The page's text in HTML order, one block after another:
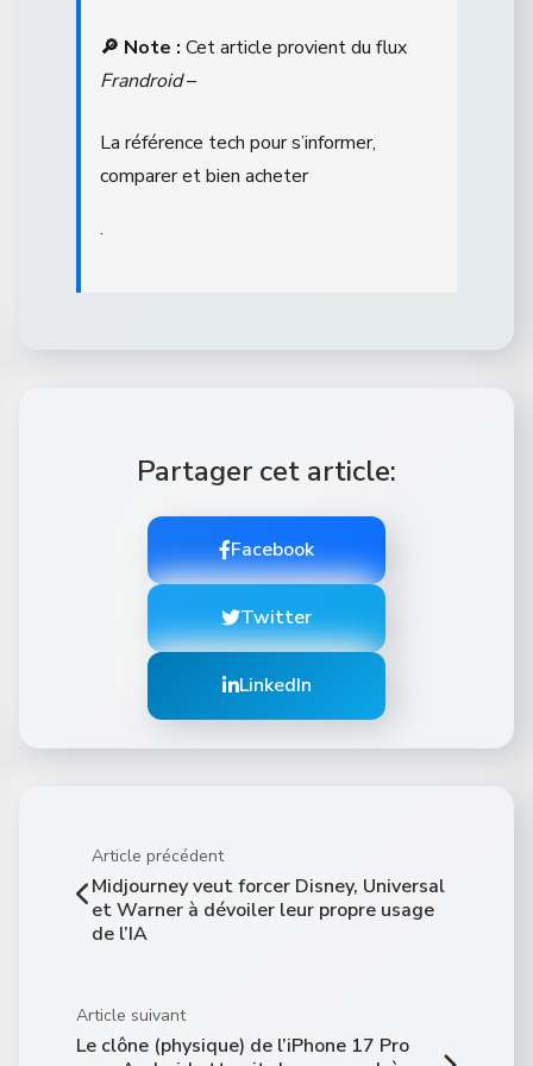
🔎 Note : Cet article provient du flux
Frandroid–
La référence tech pour s’informer,
comparer et bien acheter
.
Partager cet article:
Facebook
Twitter
LinkedIn
Article précédent
Midjourney veut forcer Disney, Universal
et Warner à dévoiler leur propre usage
de l’IA
Article suivant
Le clône (physique) de l’iPhone 17 Pro